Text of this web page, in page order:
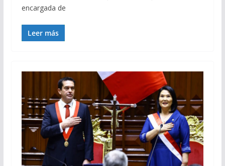
encargada de
Leer más